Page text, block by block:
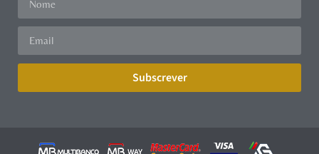
Subscrever